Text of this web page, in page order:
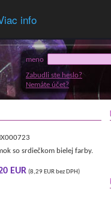
info
meno
Zabudli ste heslo?
Nemáte účet?
so srdiečkom bielej farby.
EUR (8,29 EUR bez DPH)